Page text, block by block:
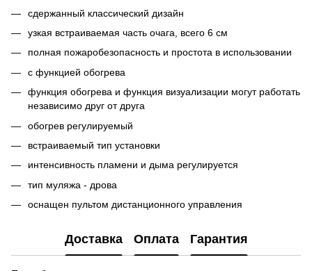
сдержанный классический дизайн
узкая встраиваемая часть очага, всего 6 см
полная пожаробезопасность и простота в использовании
с функцией обогрева
функция обогрева и функция визуализации могут работать
независимо друг от друга
обогрев регулируемый
встраиваемый тип установки
интенсивность пламени и дыма регулируется
тип муляжа - дрова
оснащен пультом дистанционного управления
Доставка Оплата Гарантия